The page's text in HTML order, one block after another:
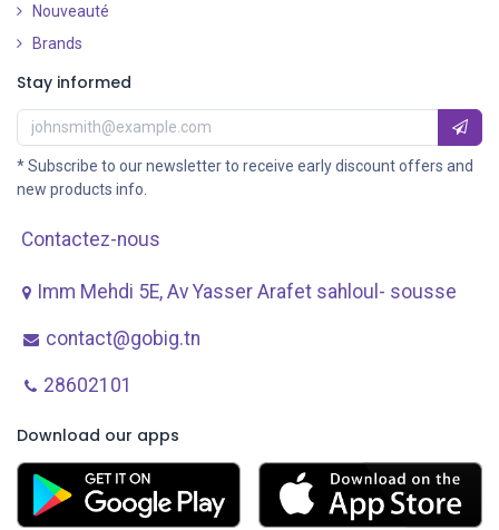
Nouveauté
Brands
Stay informed
* Subscribe to our newsletter to receive early discount offers and
new products info.
Contactez-nous
Imm Mehdi 5E, Av ​Yasser Arafet sahloul- sousse
contact@gobig.tn
28602101
Download our apps